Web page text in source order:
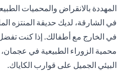
المهددة بالانقراض والمحميات
في الشارقة، لديك حديقة المنتزه
في الخارج مع أطفالك. إذا كنت
محمية الزوراء الطبيعية في
البيئي الجميل على قوارب الكاياك.